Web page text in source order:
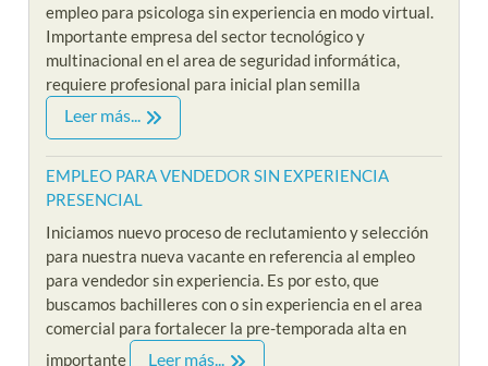
empleo para psicologa sin experiencia en modo virtual.
Importante empresa del sector tecnológico y
multinacional en el area de seguridad informática,
requiere profesional para inicial plan semilla
Leer más...
EMPLEO PARA VENDEDOR SIN EXPERIENCIA
PRESENCIAL
Iniciamos nuevo proceso de reclutamiento y selección
para nuestra nueva vacante en referencia al empleo
para vendedor sin experiencia. Es por esto, que
buscamos bachilleres con o sin experiencia en el area
comercial para fortalecer la pre-temporada alta en
importante
Leer más...